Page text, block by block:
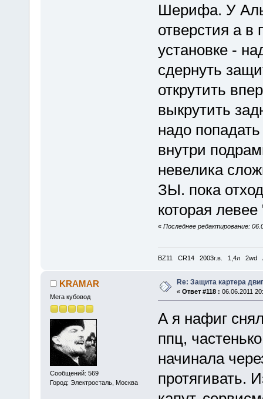
Шерифа. У
отверстия а в
установке -
сдернуть
открутить
выкрутить
надо
внутри
невелика
ЗЫ. пока
которая
« Последнее редактирование:
BZ11 CR14 2003г.в. 1,4л 2wd
KRAMAR
Мега кубовод
Сообщений: 569
Город: Электросталь, Москва
Re: Защита картера
« Ответ #118 : 06.06.2011
А я нафиг
ппц,
начинала
протягивать.